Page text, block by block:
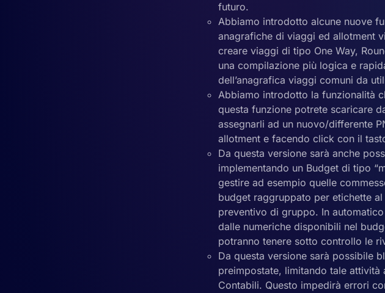
futuro.
Abbiamo introdotto alcune nuove
anagrafiche di viaggi ed allotment
creare viaggi di tipo One Way,
una compilazione più logica e
dell’anagrafica viaggi comuni da
Abbiamo introdotto la funzionalità
questa funzione potrete scaricare
assegnarli ad un nuovo/differente
allotment e facendo click con il
Da questa versione sarà anche
implementando un Budget di tipo
gestire ad esempio quelle
budget raggruppato per etichette
preventivo di gruppo. In
dalle numeriche disponibili nel
potranno tenere sotto controllo le
Da questa versione sarà possibile
preimpostate, limitando tale
Contabili. Questo impedirà errori